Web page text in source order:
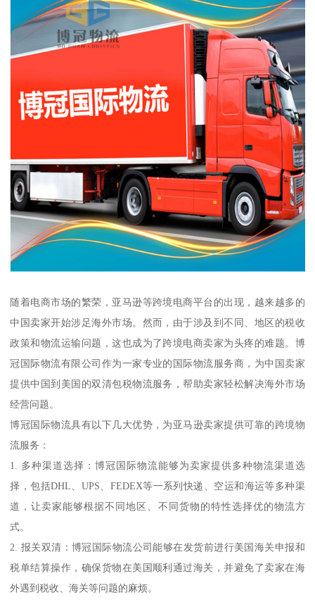
随着电商市场的繁荣，亚马逊等跨境电商平台的出现，越来越多的
中国卖家开始涉足海外市场。然而，由于涉及到不同、地区的税收
政策和物流运输问题，这也成为了跨境电商卖家为头疼的难题。博
冠国际物流有限公司作为一家专业的国际物流服务商，为中国卖家
提供中国到美国的双清包税物流服务，帮助卖家轻松解决海外市场
经营问题。
博冠国际物流具有以下几大优势，为亚马逊卖家提供可靠的跨境物
流服务：
1. 多种渠道选择：博冠国际物流能够为卖家提供多种物流渠道选
择，包括DHL、UPS、FEDEX等一系列快递、空运和海运等多种渠
道，让卖家能够根据不同地区、不同货物的特性选择优的物流方
式。
2. 报关双清：博冠国际物流公司能够在发货前进行美国海关申报和
税单结算操作，确保货物在美国顺利通过海关，并避免了卖家在海
外遇到税收、海关等问题的麻烦。